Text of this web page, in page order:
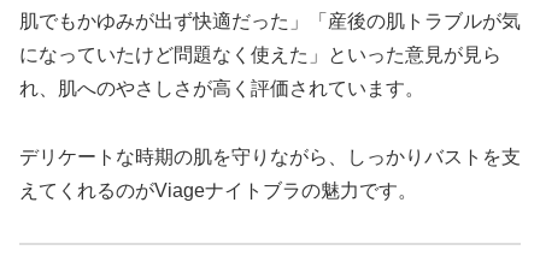
肌でもかゆみが出ず快適だった」「産後の肌トラブルが気
になっていたけど問題なく使えた」といった意見が見ら
れ、肌へのやさしさが高く評価されています。
デリケートな時期の肌を守りながら、しっかりバストを支
えてくれるのがViageナイトブラの魅力です。